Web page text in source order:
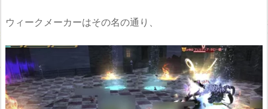
ウィークメーカーはその名の通り、